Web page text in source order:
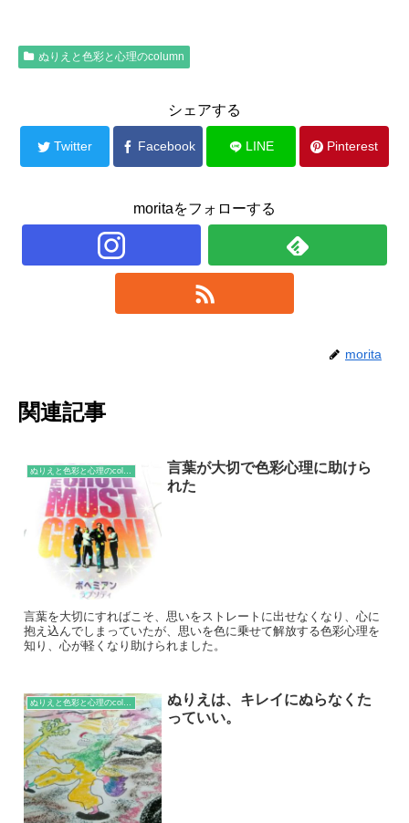
ぬりえと色彩と心理のcolumn
シェアする
Twitter Facebook LINE Pinterest
moritaをフォローする
morita
関連記事
ぬりえと色彩と心理のcolumn
言葉が大切で色彩心理に助けら
れた
言葉を大切にすればこそ、思いをストレートに出せなくなり、心に
抱え込んでしまっていたが、思いを色に乗せて解放する色彩心理を
知り、心が軽くなり助けられました。
ぬりえと色彩と心理のcolumn
ぬりえは、キレイにぬらなくた
っていい。